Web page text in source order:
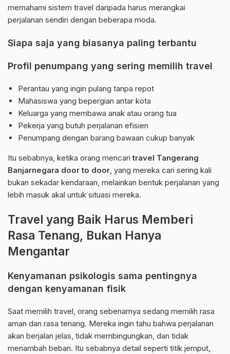
memahami sistem travel daripada harus merangkai
perjalanan sendiri dengan beberapa moda.
Siapa saja yang biasanya paling terbantu
Profil penumpang yang sering memilih travel
Perantau yang ingin pulang tanpa repot
Mahasiswa yang bepergian antar kota
Keluarga yang membawa anak atau orang tua
Pekerja yang butuh perjalanan efisien
Penumpang dengan barang bawaan cukup banyak
Itu sebabnya, ketika orang mencaritravel Tangerang
Banjarnegara door to door, yang mereka cari sering kali
bukan sekadar kendaraan, melainkan bentuk perjalanan yang
lebih masuk akal untuk situasi mereka.
Travel yang Baik Harus Memberi
Rasa Tenang, Bukan Hanya
Mengantar
Kenyamanan psikologis sama pentingnya
dengan kenyamanan fisik
Saat memilih travel, orang sebenarnya sedang memilih rasa
aman dan rasa tenang. Mereka ingin tahu bahwa perjalanan
akan berjalan jelas, tidak membingungkan, dan tidak
menambah beban. Itu sebabnya detail seperti titik jemput,